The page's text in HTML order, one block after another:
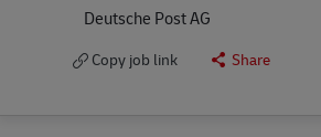
Deutsche Post AG
Copy job link Share